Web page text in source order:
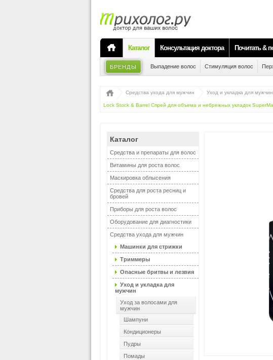
Каталог Консультация доктора Почитать &
БРЕНДЫ Выпадение волос Стимуляция волос
Средства ухода для мужчин Уход и укладка для мужчин
Lock Stock & Barrel Спрей для объема и небрежных укладок
Каталог
Средства и препараты для волос
Витамины для роста волос
Маскировка облысения
Средства для роста ресниц и
бровей
Приборы для роста волос
Оборудование для диагностики
Средства ухода для мужчин
Машинки для стрижки
Триммеры
Опасные бритвы и лезвия
Уход и укладка для
мужчин
Уход за волосами для
мужчин
Шампуни
Кондиционеры
Пудры
Помады